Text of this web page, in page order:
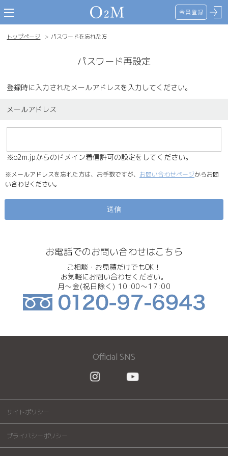
toggle navigation 会員登録
トップページ パスワードを忘れた方
パスワード再設定
登録時に入力されたメールアドレスを入力してください。
メールアドレス
※o2m.jpからのドメイン着信許可の設定をしてください。
※メールアドレスを忘れた方は、お手数ですが、 お問い合わせページからお問
い合わせください。
お電話でのお問い合わせはこちら
ご相談・お見積だけでもOK！
お気軽にお問い合わせください。
月～金(祝日除く) 10:00～17:00
Official SNS
サイトポリシー
プライバシーポリシー